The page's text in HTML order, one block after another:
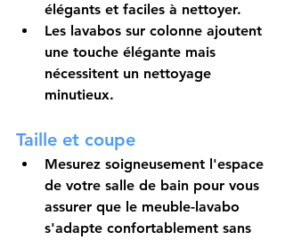
élégants et faciles à nettoyer.
Les lavabos sur colonne ajoutent
une touche élégante mais
nécessitent un nettoyage
minutieux.
Taille et coupe
Mesurez soigneusement l'espace
de votre salle de bain pour vous
assurer que le meuble-lavabo
s'adapte confortablement sans